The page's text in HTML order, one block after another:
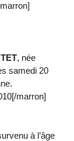
, née
samedi 20
marron]
à l’âge